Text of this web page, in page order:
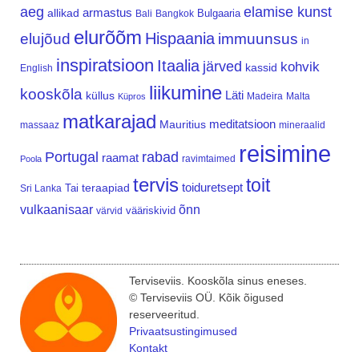
aeg allikad armastus Bali Bangkok Bulgaaria elamise kunst
elujõud elurõõm Hispaania immuunsus in
English inspiratsioon Itaalia järved kassid kohvik
kooskõla küllus Küpros liikumine Läti Madeira Malta
massaaz matkarajad Mauritius meditatsioon mineraalid
Poola Portugal raamat rabad ravimtaimed reisimine
Sri Lanka Tai teraapiad tervis toiduretsept toit
vulkaanisaar värvid vääriskivid õnn
Terviseviis. Kooskõla sinus eneses.
© Terviseviis OÜ. Kõik õigused
reserveeritud.
Privaatsustingimused
Kontakt